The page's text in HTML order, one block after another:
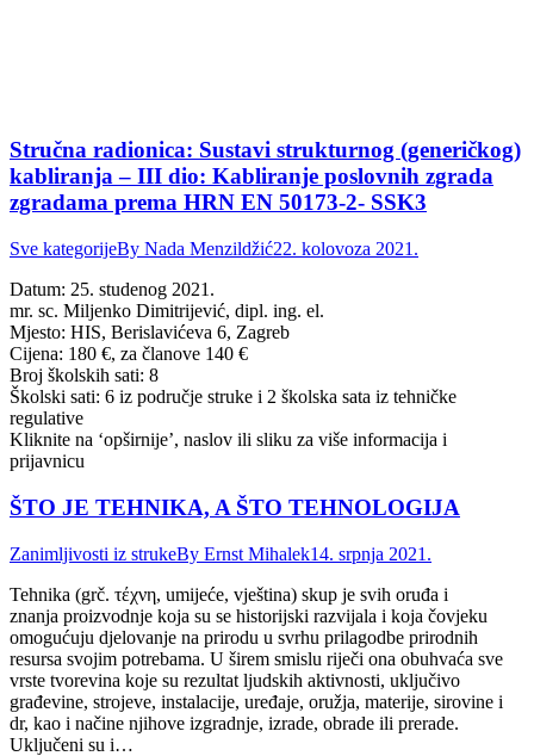
Stručna radionica: Sustavi strukturnog (generičkog)
kabliranja – III dio: Kabliranje poslovnih zgrada
zgradama prema HRN EN 50173-2- SSK3
Sve kategorijeBy Nada Menzildžić22. kolovoza 2021.
Datum: 25. studenog 2021.
mr. sc. Miljenko Dimitrijević, dipl. ing. el.
Mjesto: HIS, Berislavićeva 6, Zagreb
Cijena: 180 €, za članove 140 €
Broj školskih sati: 8
Školski sati: 6 iz područje struke i 2 školska sata iz tehničke
regulative
Kliknite na ‘opširnije’, naslov ili sliku za više informacija i
prijavnicu
ŠTO JE TEHNIKA, A ŠTO TEHNOLOGIJA
Zanimljivosti iz strukeBy Ernst Mihalek14. srpnja 2021.
Tehnika (grč. τέχνη, umijeće, vještina) skup je svih oruđa i
znanja proizvodnje koja su se historijski razvijala i koja čovjeku
omogućuju djelovanje na prirodu u svrhu prilagodbe prirodnih
resursa svojim potrebama. U širem smislu riječi ona obuhvaća sve
vrste tvorevina koje su rezultat ljudskih aktivnosti, uključivo
građevine, strojeve, instalacije, uređaje, oružja, materije, sirovine i
dr, kao i načine njihove izgradnje, izrade, obrade ili prerade.
Uključeni su i…